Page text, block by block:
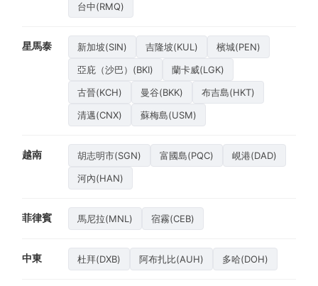
台中(RMQ)
星馬泰 新加坡(SIN) 吉隆坡(KUL)
檳城(PEN)
亞庇（沙巴）(BKI)
蘭卡威(LGK)
古晉(KCH)
曼谷(BKK)
布吉島(HKT)
清邁(CNX)
蘇梅島(USM)
越南 胡志明市(SGN) 富國島(PQC)
峴港(DAD)
河內(HAN)
菲律賓 馬尼拉(MNL) 宿霧(CEB)
中東 杜拜(DXB) 阿布扎比(AUH) 多哈(DOH)